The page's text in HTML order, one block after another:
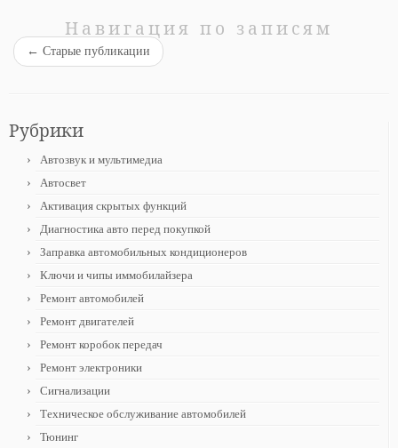
Навигация по записям
← Старые публикации
Рубрики
Автозвук и мультимедиа
Автосвет
Активация скрытых функций
Диагностика авто перед покупкой
Заправка автомобильных кондиционеров
Ключи и чипы иммобилайзера
Ремонт автомобилей
Ремонт двигателей
Ремонт коробок передач
Ремонт электроники
Сигнализации
Техническое обслуживание автомобилей
Тюнинг